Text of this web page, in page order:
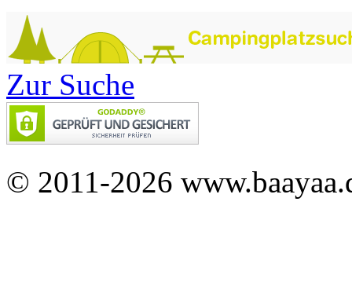
Zur Suche
© 2011-2026